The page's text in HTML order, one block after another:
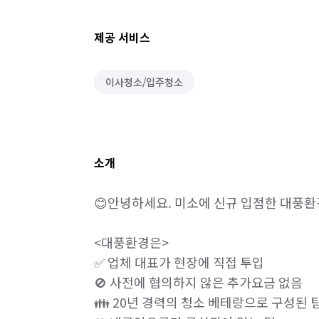
제공 서비스
이사청소/입주청소
소개
😊안녕하세요. 미소에 신규 입점한 대풍
<대풍환경은>
✅ 업체 대표가 현장에 직접 투입
🚫 사전에 협의하지 않은 추가요금 없음
👪 20년 경력의 청소 베테랑으로 구성된